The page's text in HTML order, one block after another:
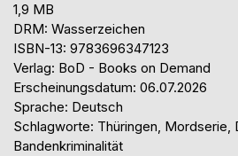
1,9 MB
DRM: Wasserzeichen
ISBN-13: 9783696347123
Verlag: BoD - Books on Demand
Erscheinungsdatum: 06.07.2026
Sprache: Deutsch
Schlagworte: Thüringen, Mordserie,
Bandenkriminalität